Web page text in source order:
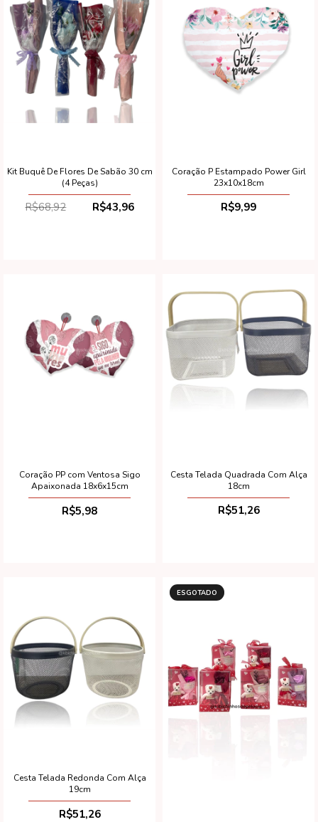
Kit Buquê De Flores De Sabão 30 cm
(4 Peças)
R$68,92 R$43,96
Coração P Estampado Power Girl
23x10x18cm
R$9,99
Coração PP com Ventosa Sigo
Apaixonada 18x6x15cm
R$5,98
Cesta Telada Quadrada Com Alça
18cm
R$51,26
Cesta Telada Redonda Com Alça
19cm
R$51,26
ESGOTADO